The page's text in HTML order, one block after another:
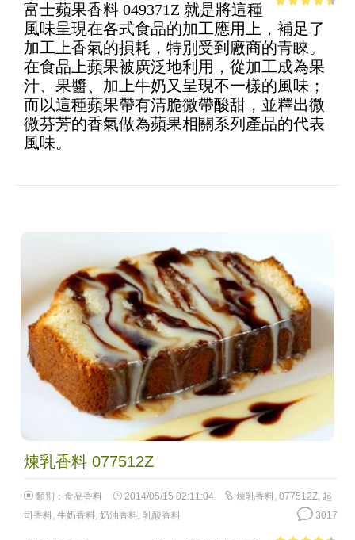
of 5
富士蘋果香料 049371Z 就是將這種
風味呈現在各式食品的加工應用上，補足了
加工上香氣的損耗，特別受到廠商的青睞。
在食品上蘋果被廣泛地利用，從加工成為果
汁、果醬、加上牛奶又呈現不一樣的風味；
而以這種蘋果帶有清脆微帶酸甜，並釋出微
微芬芳的香氣做為蘋果相關系列產品的代表
風味。
煉乳香料 077512Z
類別： 食品香料 2014/05/15 02:11:04 煉乳香料 077512Z, 起
司香料 牛奶香料 奶油香料 乳酸香料 3017